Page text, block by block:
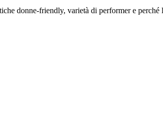
donne-friendly, varietà di performer e